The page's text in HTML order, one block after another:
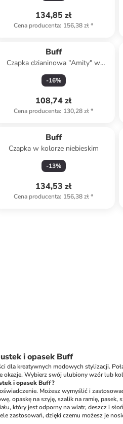
134,85 zł
Cena producenta: 156,38 zł*
Buff
Czapka dzianinowa "Amity" w
kolorze różowym
-16%
108,74 zł
Cena producenta: 130,28 zł*
Buff
Czapka w kolorze niebieskim
-13%
134,53 zł
Cena producenta: 156,38 zł*
i opasek Buff
dla kreatywnych modowych stylizacji.
okazje. Wybierz swój ulubiony wzór lub
i opasek Buff?
Możesz wymyślić i
opaskę na szyję, szalik na ramię,
który jest odporny na wiatr, deszcz i
zastosowań, dzięki czemu możesz je